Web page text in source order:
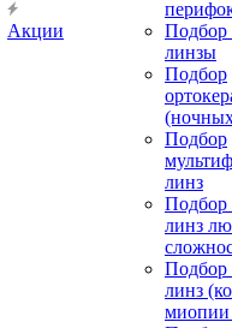
Акции
Подбор
линзы
Подбор
Подбор
линз
Подбор
линз
Подбор
линз
миопии